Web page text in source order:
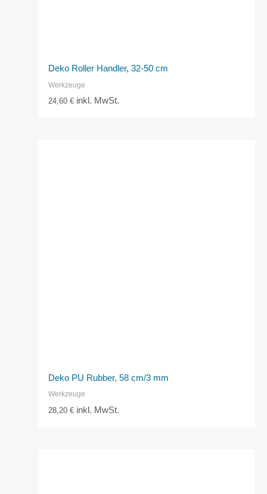
Deko Roller Handler, 32-50 cm
Werkzeuge
24,60€ inkl. MwSt.
Deko PU Rubber, 58 cm/3 mm
Werkzeuge
28,20€ inkl. MwSt.